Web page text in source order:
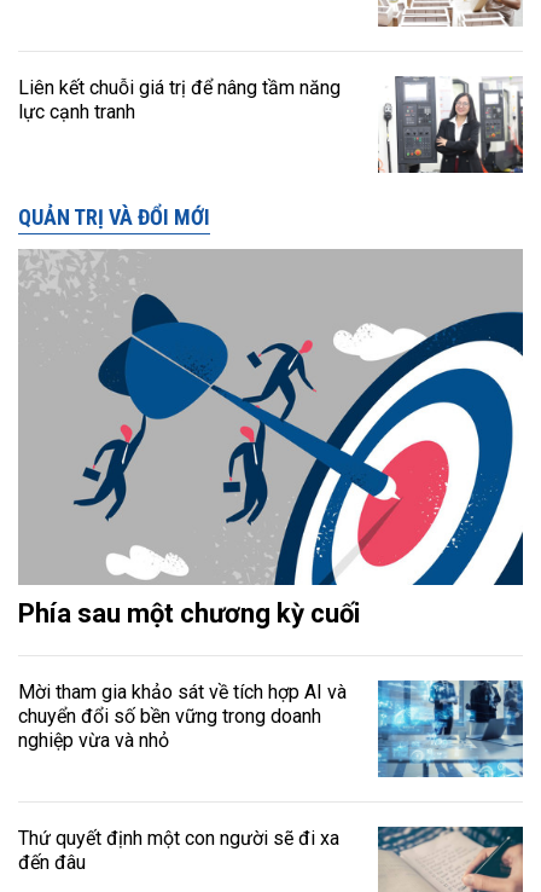
Liên kết chuỗi giá trị để nâng tầm năng
lực cạnh tranh
QUẢN TRỊ VÀ ĐỔI MỚI
Phía sau một chương kỳ cuối
Mời tham gia khảo sát về tích hợp AI và
chuyển đổi số bền vững trong doanh
nghiệp vừa và nhỏ
Thứ quyết định một con người sẽ đi xa
đến đâu